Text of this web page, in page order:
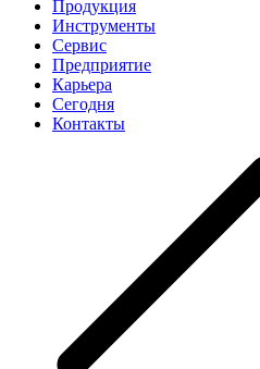
Продукция
Инструменты
Сервис
Предприятие
Карьера
Cегодня
Контакты